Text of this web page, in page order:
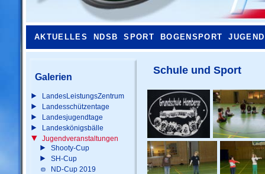
AKTUELLES NDSB SPORT BOGENSPORT JUGEND
Galerien
LandesLeistungsZentrum
Landesschützentage
Landesjugendtage
Landeskönigsbälle
Jugendveranstaltungen
Shooty-Cup
SH-Cup
ND-Cup 2019
Schule und Sport